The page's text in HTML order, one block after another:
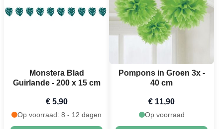
Monstera Blad
Guirlande - 200 x 15 cm
€ 5,90
Op voorraad: 8 - 12 dagen
Pompons in Groen 3x -
40 cm
€ 11,90
Op voorraad